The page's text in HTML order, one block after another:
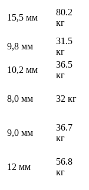
15,5 мм
80.2
кг
9,8 мм
31.5
кг
10,2 мм
36.5
кг
8,0 мм 32 кг
9,0 мм
36.7
кг
12 мм
56.8
кг